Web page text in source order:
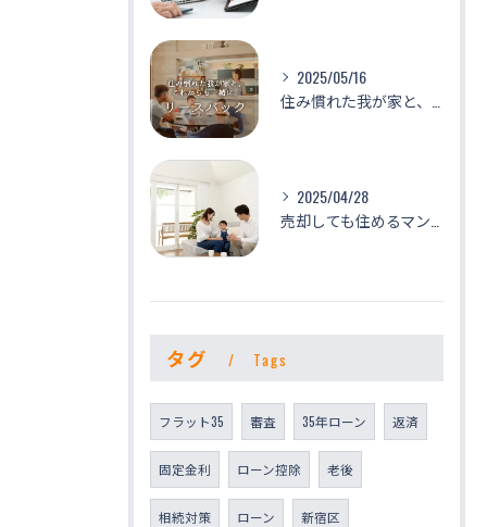
2025/05/16
2025/04/28
タグ Tags
フラット35 審査 35年ローン 返済
固定金利 ローン控除 老後
相続対策 ローン 新宿区